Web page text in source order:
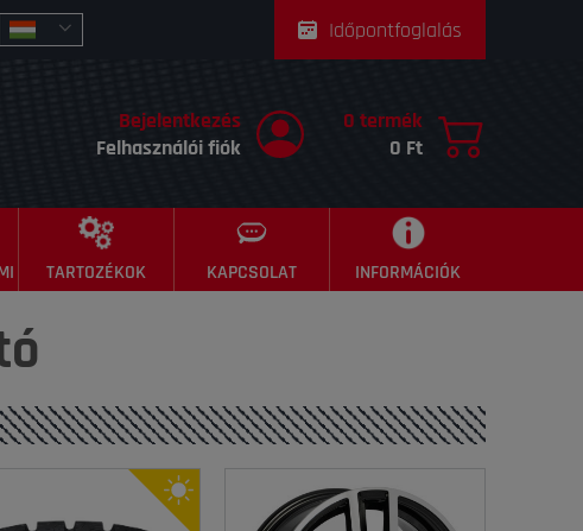
Időpontfoglalás
Bejelentkezés
Felhasználói fiók
0 termék
0 Ft
TARTOZÉKOK KAPCSOLAT INFORMÁCIÓK